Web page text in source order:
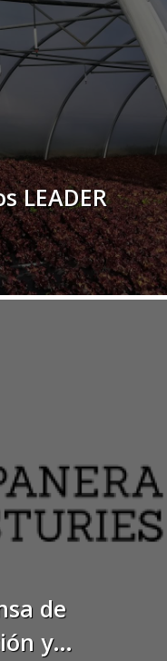
LEADER
de
y